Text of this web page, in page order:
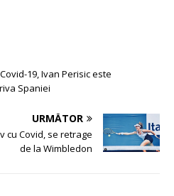
19, Ivan Perisic este
Spaniei
URMĂTOR
cu Covid, se retrage
de la Wimbledon